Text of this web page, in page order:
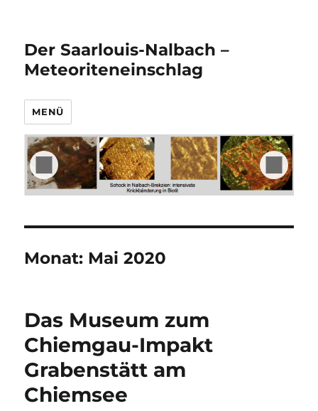
Der Saarlouis-Nalbach –
Meteoriteneinschlag
MENÜ
Monat: Mai 2020
Das Museum zum
Chiemgau-Impakt
Grabenstätt am
Chiemsee